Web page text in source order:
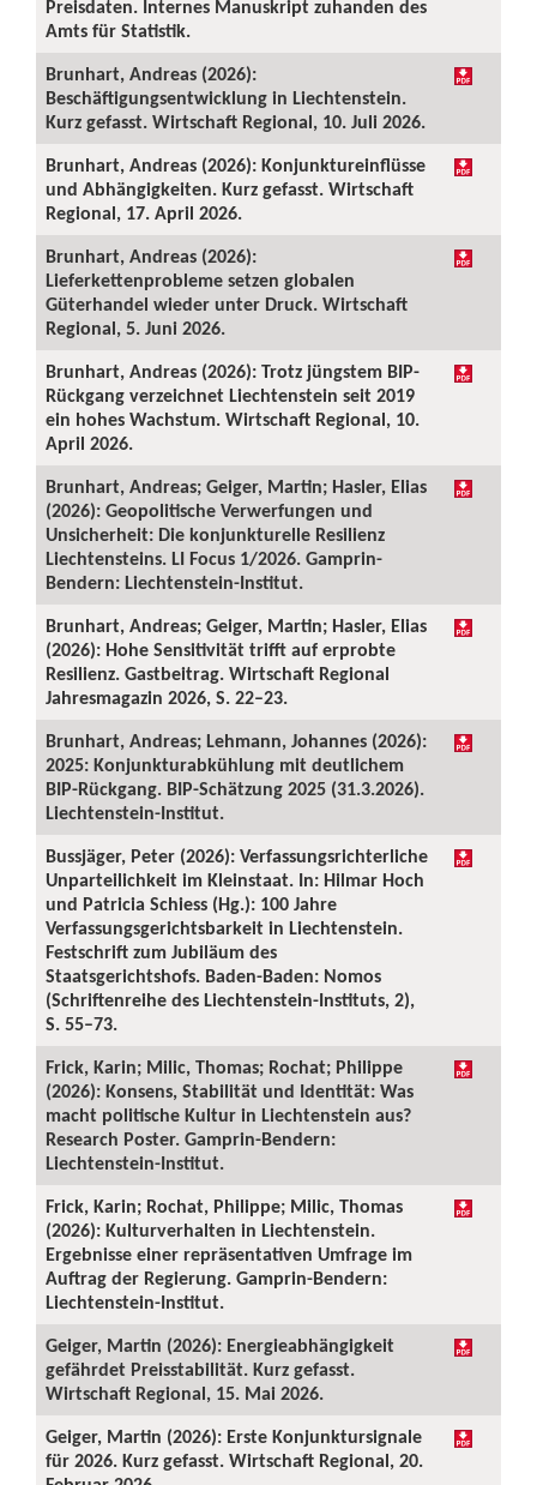
Preisdaten. Internes Manuskript zuhanden des
Amts für Statistik.
Brunhart, Andreas (2026):
Beschäftigungsentwicklung in Liechtenstein.
Kurz gefasst. Wirtschaft Regional, 10. Juli 2026.
Brunhart, Andreas (2026): Konjunktureinflüsse
und Abhängigkeiten. Kurz gefasst. Wirtschaft
Regional, 17. April 2026.
Brunhart, Andreas (2026):
Lieferkettenprobleme setzen globalen
Güterhandel wieder unter Druck. Wirtschaft
Regional, 5. Juni 2026.
Brunhart, Andreas (2026): Trotz jüngstem BIP-
Rückgang verzeichnet Liechtenstein seit 2019
ein hohes Wachstum. Wirtschaft Regional, 10.
April 2026.
Brunhart, Andreas; Geiger, Martin; Hasler, Elias
(2026): Geopolitische Verwerfungen und
Unsicherheit: Die konjunkturelle Resilienz
Liechtensteins. LI Focus 1/2026. Gamprin-
Bendern: Liechtenstein-Institut.
Brunhart, Andreas; Geiger, Martin; Hasler, Elias
(2026): Hohe Sensitivität trifft auf erprobte
Resilienz. Gastbeitrag. Wirtschaft Regional
Jahresmagazin 2026, S. 22–23.
Brunhart, Andreas; Lehmann, Johannes (2026):
2025: Konjunkturabkühlung mit deutlichem
BIP-Rückgang. BIP-Schätzung 2025 (31.3.2026).
Liechtenstein-Institut.
Bussjäger, Peter (2026): Verfassungsrichterliche
Unparteilichkeit im Kleinstaat. In: Hilmar Hoch
und Patricia Schiess (Hg.): 100 Jahre
Verfassungsgerichtsbarkeit in Liechtenstein.
Festschrift zum Jubiläum des
Staatsgerichtshofs. Baden-Baden: Nomos
(Schriftenreihe des Liechtenstein-Instituts, 2),
S. 55–73.
Frick, Karin; Milic, Thomas; Rochat; Philippe
(2026): Konsens, Stabilität und Identität: Was
macht politische Kultur in Liechtenstein aus?
Research Poster. Gamprin-Bendern:
Liechtenstein-Institut.
Frick, Karin; Rochat, Philippe; Milic, Thomas
(2026): Kulturverhalten in Liechtenstein.
Ergebnisse einer repräsentativen Umfrage im
Auftrag der Regierung. Gamprin-Bendern:
Liechtenstein-Institut.
Geiger, Martin (2026): Energieabhängigkeit
gefährdet Preisstabilität. Kurz gefasst.
Wirtschaft Regional, 15. Mai 2026.
Geiger, Martin (2026): Erste Konjunktursignale
für 2026. Kurz gefasst. Wirtschaft Regional, 20.